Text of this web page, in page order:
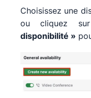
Choisissez une
ou cliquez
disponibilité »